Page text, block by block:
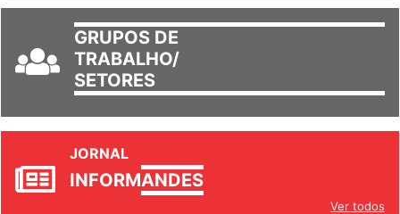
GRUPOS DE
TRABALHO/
SETORES
JORNAL
INFORMANDES
Ver todos